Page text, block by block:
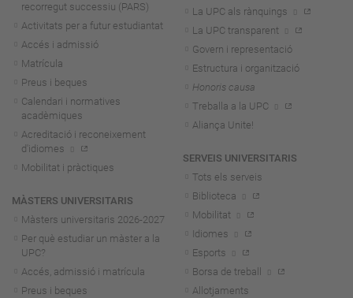
recorregut successiu (PARS)
Activitats per a futur estudiantat
Accés i admissió
Matrícula
Preus i beques
Calendari i normatives
acadèmiques
Acreditació i reconeixement
d'idiomes
Mobilitat i pràctiques
MÀSTERS UNIVERSITARIS
Màsters universitaris 2026-2027
Per què estudiar un màster a la
UPC?
Accés, admissió i matrícula
Preus i beques
La UPC als rànquings
La UPC transparent
Govern i representació
Estructura i organització
Honoris causa
Treballa a la UPC
Aliança Unite!
SERVEIS UNIVERSITARIS
Tots els serveis
Biblioteca
Mobilitat
Idiomes
Esports
Borsa de treball
Allotjaments